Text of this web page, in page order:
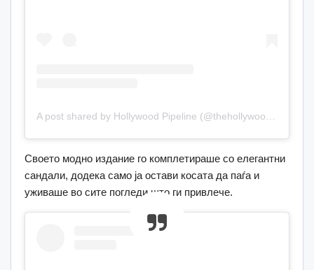
Своето модно издание го комплетираше со елегантни
сандали, додека само ја остави косата да паѓа и
уживаше во сите погледи што ги привлече.